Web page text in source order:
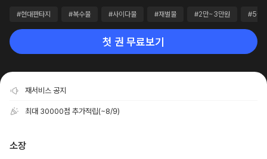
#현대판타지 #복수물 #사이다물 #재벌물 #2만~3만원 #5권
첫 권 무료보기
재서비스 공지
최대 30000점 추가적립(~8/9)
소장